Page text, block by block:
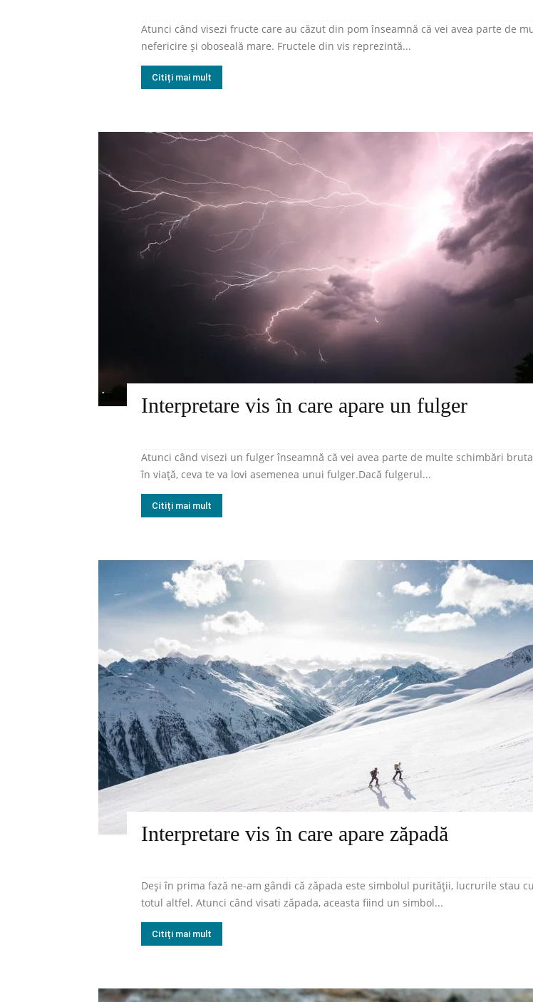
Atunci când visezi fructe care au căzut din pom înseamnă că vei avea parte de
nefericire și oboseală mare. Fructele din vis reprezintă...
Citiți mai mult
Interpretare vis în care apare un fulger
Atunci când visezi un fulger înseamnă că vei avea parte de multe schimbări
în viață, ceva te va lovi asemenea unui fulger.Dacă fulgerul...
Citiți mai mult
Interpretare vis în care apare zăpadă
Deși în prima fază ne-am gândi că zăpada este simbolul purității, lucrurile stau cu
totul altfel. Atunci când visati zăpada, aceasta fiind un simbol...
Citiți mai mult